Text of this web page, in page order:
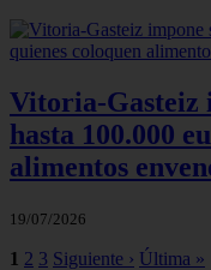
Vitoria-Gasteiz
hasta 100.000
alimentos
19/07/2026
1 2 3 Siguiente › Última »